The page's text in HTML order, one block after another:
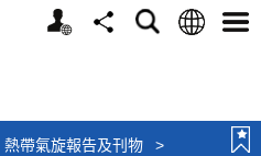
個
分
搜
語
選
熱帶氣旋報告及刊物
>